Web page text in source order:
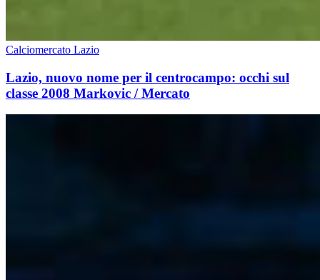
Calciomercato Lazio
Lazio, nuovo nome per il centrocampo: occhi sul
classe 2008 Markovic / Mercato